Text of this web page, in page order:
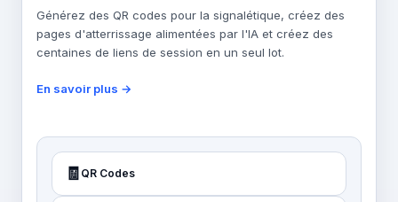
Générez des QR codes pour la signalétique, créez des
pages d'atterrissage alimentées par l'IA et créez des
centaines de liens de session en un seul lot.
En savoir plus →
🧾 QR Codes